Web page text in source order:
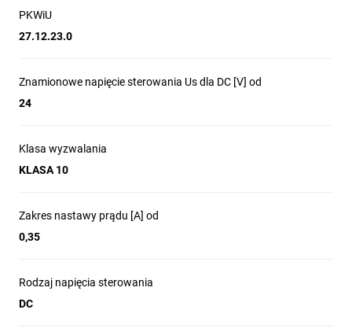
PKWiU
27.12.23.0
Znamionowe napięcie sterowania Us dla DC [V] od
24
Klasa wyzwalania
KLASA 10
Zakres nastawy prądu [A] od
0,35
Rodzaj napięcia sterowania
DC